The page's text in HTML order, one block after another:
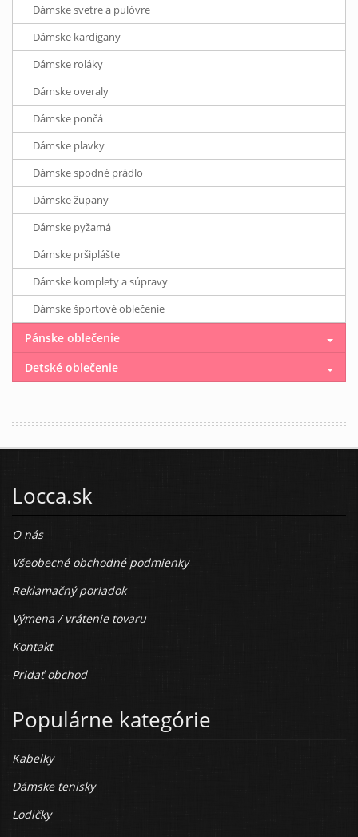
Dámske svetre a pulóvre
Dámske kardigany
Dámske roláky
Dámske overaly
Dámske pončá
Dámske plavky
Dámske spodné prádlo
Dámske župany
Dámske pyžamá
Dámske pršiplášte
Dámske komplety a súpravy
Dámske športové oblečenie
Pánske oblečenie
Detské oblečenie
Locca.sk
O nás
Všeobecné obchodné podmienky
Reklamačný poriadok
Výmena / vrátenie tovaru
Kontakt
Pridať obchod
Populárne kategórie
Kabelky
Dámske tenisky
Lodičky